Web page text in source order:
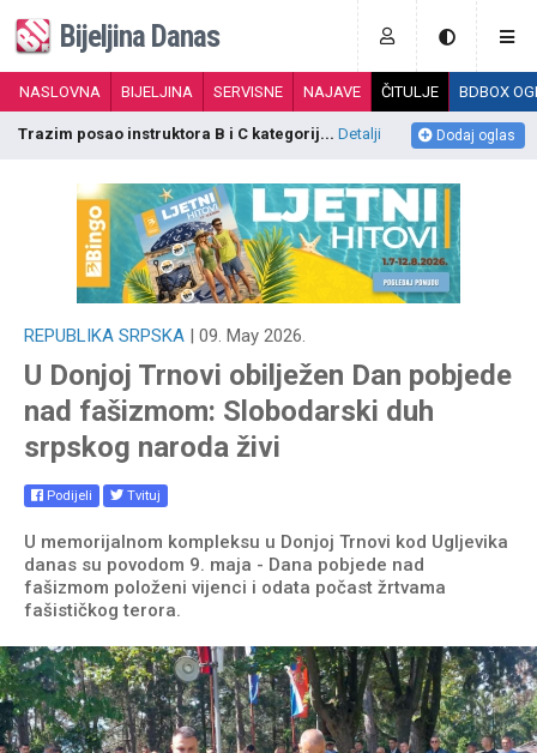
Bijeljina Danas
NASLOVNA BIJELJINA SERVISNE NAJAVE ČITULJE BDBOX
Dodaj oglas
Trazim posao instruktora B i C kategorij... Detalji
REPUBLIKA SRPSKA | 09. May 2026.
U Donjoj Trnovi obilježen Dan pobjede
nad fašizmom: Slobodarski duh
srpskog naroda živi
Podijeli Tvituj
U memorijalnom kompleksu u Donjoj Trnovi kod Ugljevika
danas su povodom 9. maja - Dana pobjede nad
fašizmom položeni vijenci i odata počast žrtvama
fašističkog terora.